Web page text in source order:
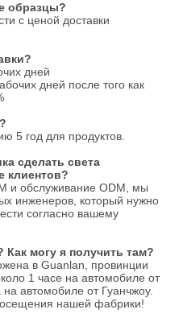
образцы?
с ценой доставки
дней
дней после того как
5 год для продуктов.
сделать света
клиентов?
и обслуживание ODM, мы
инженеров, который нужно
согласно вашему
могу я получить там?
в Guanlan, провинции
1 часе на автомобиле от
автомобиле от Гуанчжоу.
нашей фабрики!